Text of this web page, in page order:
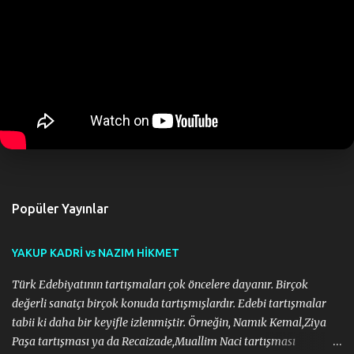
Popüler Yayınlar
YAKUP KADRİ vs NAZIM HİKMET
Türk Edebiyatının tartışmaları çok öncelere dayanır. Birçok
değerli sanatçı birçok konuda tartışmışlardır. Edebi tartışmalar
tabii ki daha bir keyifle izlenmiştir. Örneğin, Namık Kemal,Ziya
Paşa tartışması ya da Recaizade,Muallim Naci tartışması